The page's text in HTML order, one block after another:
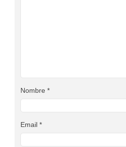
Nombre *
Email *